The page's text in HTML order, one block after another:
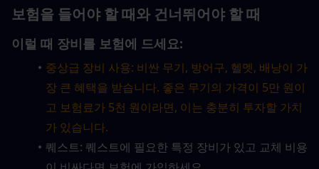
보험을 들어야 할 때와 건너뛰어야 할 때
이럴 때 장비를 보험에 드세요:
중상급 장비 사용: 비싼 무기, 방어구, 헬멧, 배낭이 가
장 큰 혜택을 받습니다. 좋은 무기의 가격이 5만 원이
고 보험료가 5천 원이라면, 이는 충분히 투자할 가치
가 있습니다.
퀘스트: 퀘스트에 필요한 특정 장비가 있고 교체 비용